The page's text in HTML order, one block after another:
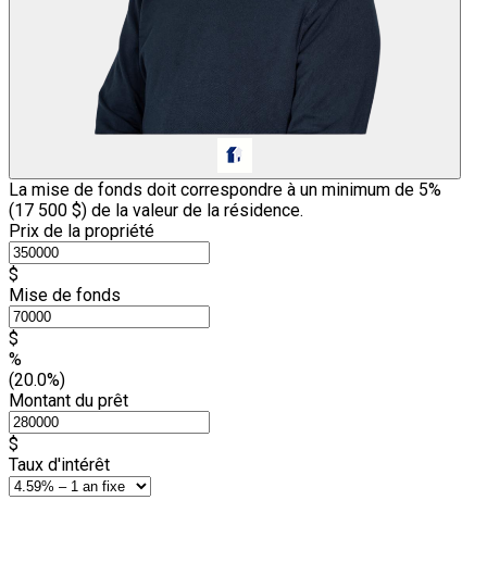
La mise de fonds doit correspondre à un minimum de 5%
(17 500 $) de la valeur de la résidence.
Prix de la propriété
$
Mise de fonds
$
%
(20.0%)
Montant du prêt
$
Taux d'intérêt